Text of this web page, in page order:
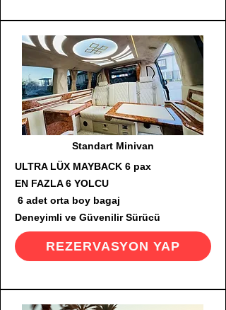
Standart Minivan
ULTRA LÜX MAYBACK 6 pax
EN FAZLA 6 YOLCU
6 adet orta boy bagaj
Deneyimli ve Güvenilir Sürücü
REZERVASYON YAP